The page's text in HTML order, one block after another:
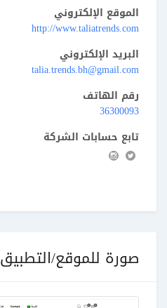
الموقع الإلكتروني
http://www.taliatrends.com
البريد الإلكتروني
talia.trends.bh@gmail.com
رقم الهاتف
36300093
تابع حسابات الشركة
صورة للموقع/التطبيق